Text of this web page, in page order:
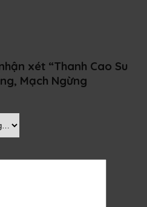
xét “Thanh Cao Su
Mạch Ngừng